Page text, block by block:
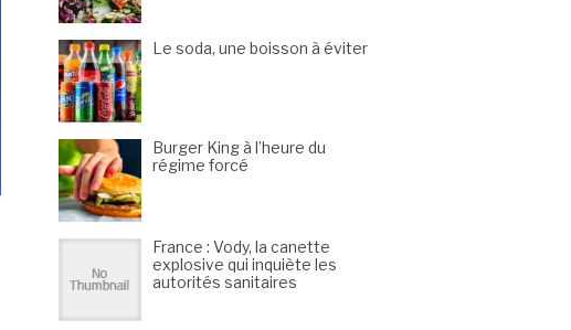
Le soda, une boisson à éviter
Burger King à l’heure du
régime forcé
France : Vody, la canette
explosive qui inquiète les
autorités sanitaires